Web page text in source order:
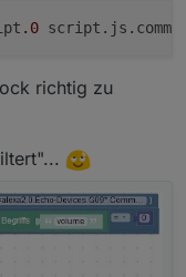
.0
richtig zu